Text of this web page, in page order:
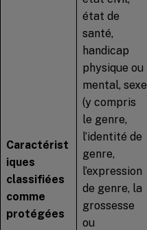
Caractérist
iques
classifiées
comme
protégées
état de
santé,
handicap
physique ou
mental, sexe
(y compris
le genre,
l’identité de
genre,
l’expression
de genre, la
grossesse
ou